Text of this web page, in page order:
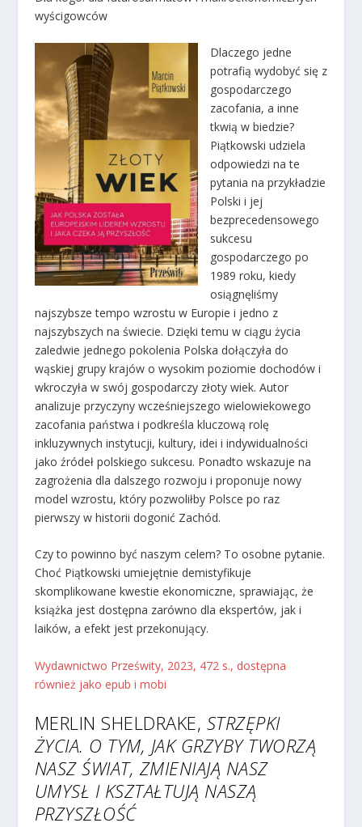
wyścigowców
Dlaczego jedne
potrafią wydobyć się z
gospodarczego
zacofania, a inne
tkwią w biedzie?
Piątkowski udziela
odpowiedzi na te
pytania na przykładzie
Polski i jej
bezprecedensowego
sukcesu
gospodarczego po
1989 roku, kiedy
osiągnęliśmy
najszybsze tempo wzrostu w Europie i jedno z
najszybszych na świecie. Dzięki temu w ciągu życia
zaledwie jednego pokolenia Polska dołączyła do
wąskiej grupy krajów o wysokim poziomie dochodów i
wkroczyła w swój gospodarczy złoty wiek. Autor
analizuje przyczyny wcześniejszego wielowiekowego
zacofania państwa i podkreśla kluczową rolę
inkluzywnych instytucji, kultury, idei i indywidualności
jako źródeł polskiego sukcesu. Ponadto wskazuje na
zagrożenia dla dalszego rozwoju i proponuje nowy
model wzrostu, który pozwoliłby Polsce po raz
pierwszy w historii dogonić Zachód.
Czy to powinno być naszym celem? To osobne pytanie.
Choć Piątkowski umiejętnie demistyfikuje
skomplikowane kwestie ekonomiczne, sprawiając, że
książka jest dostępna zarówno dla ekspertów, jak i
laików, a efekt jest przekonujący.
Wydawnictwo Prześwity, 2023, 472 s., dostępna
również jako epub i mobi
MERLIN SHELDRAKE, STRZĘPKI
ŻYCIA. O TYM, JAK GRZYBY TWORZĄ
NASZ ŚWIAT, ZMIENIAJĄ NASZ
UMYSŁ I KSZTAŁTUJĄ NASZĄ
PRZYSZŁOŚĆ